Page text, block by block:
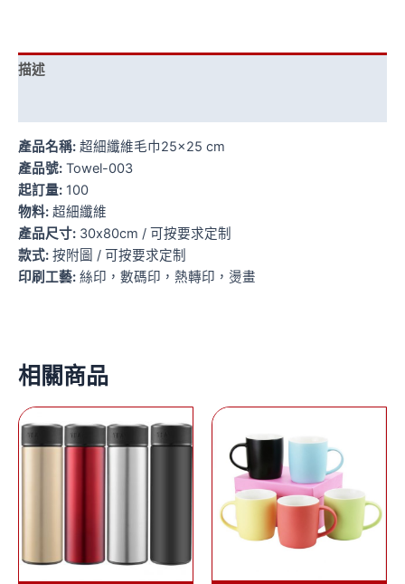
描述
產品名稱: 超細纖維毛巾25×25 cm
產品號: Towel-003
起訂量: 100
物料: 超細纖維
產品尺寸: 30x80cm / 可按要求定制
款式: 按附圖 / 可按要求定制
印刷工藝: 絲印，數碼印，熱轉印，燙畫
相關商品